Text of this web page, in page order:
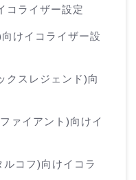
コライザー設定
けイコライザー設
クスレジェンド)向
ァイアント)向けイ
コフ)向けイコラ